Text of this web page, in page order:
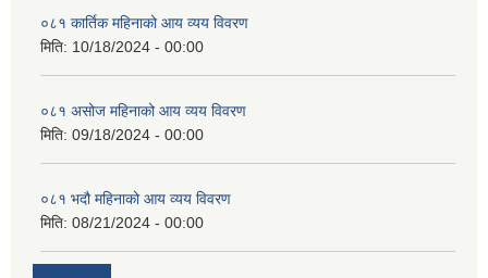
०८१ कार्तिक महिनाको आय व्यय विवरण
मिति: 10/18/2024 - 00:00
०८१ असोज महिनाको आय व्यय विवरण
मिति: 09/18/2024 - 00:00
०८१ भदौ महिनाको आय व्यय विवरण
मिति: 08/21/2024 - 00:00